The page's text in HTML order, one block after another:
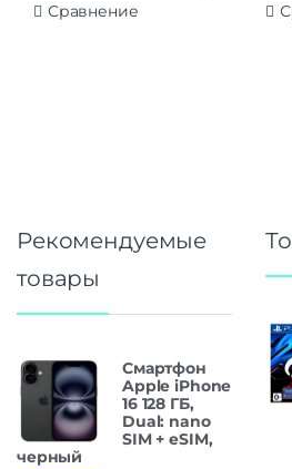
Сравнение
Рекомендуемые
товары
Смартфон
Apple iPhone
16 128 ГБ,
Dual: nano
SIM + eSIM,
черный